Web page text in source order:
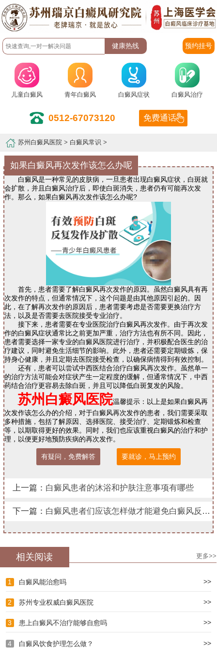
预约挂号
儿童白癜风 青年白癜风 白癜风症状 白癜风治疗
0512-67073120 免费通话
苏州白癜风医院 > 白癜风常识 >
如果白癜风再次发作该怎么办呢
白癜风是一种常见的皮肤病，一旦患者出现白癜风症状，白斑就
会扩散，并且白癜风治疗后，即使白斑消失，患者仍有可能再次发
作。那么，如果白癜风再次发作该怎么办呢?
首先，患者需要了解白癜风再次发作的原因。虽然白癜风具有再
次发作的特点，但通常情况下，这个问题是由其他原因引起的。因
此，在了解再次发作的原因后，患者需要考虑是否需要更换治疗方
法，以及是否需要去医院接受专业治疗。
接下来，患者需要在专业医院治疗白癜风再次发作。由于再次发
作的白癜风症状通常比之前更加严重，治疗方法也有所不同。因此，
患者需要选择一家专业的白癜风医院进行治疗，并积极配合医生的治
疗建议，同时避免生活细节的影响。此外，患者还需要定期锻炼，保
持身心健康，并且定期去医院接受检查，以确保病情得到有效控制。
还有，患者可以尝试中西医结合治疗白癜风再次发作。虽然单一
的治疗方法可能会对症状产生一定程度的缓解，但通常情况下，中西
药结合治疗更容易去除白斑，并且可以降低白斑复发的风险。
苏州白癜风医院温馨提示：以上是如果白癜风再
次发作该怎么办的介绍，对于白癜风再次发作的患者，我们需要采取
多种措施，包括了解原因、选择医院、接受治疗、定期锻炼和检查
等，以期取得更好的效果。同时，我们也应该重视白癜风的治疗和护
理，以便更好地预防疾病的再次发作。
有疑问，免费解答 要就诊，马上预约
上一篇： 白癜风患者的沐浴和护肤注意事项有哪些
下一篇： 白癜风患者们应该怎样做才能避免白癜风反复呢
相关阅读 更多>>
1 白癜风能治愈吗 >>
2 苏州专业权威白癜风医院 >>
3 患上白癜风不治疗能够自愈吗 >>
4 白癜风饮食护理怎么做？ >>